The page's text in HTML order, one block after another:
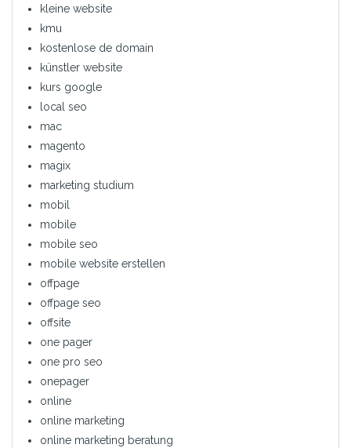
kleine website
kmu
kostenlose de domain
künstler website
kurs google
local seo
mac
magento
magix
marketing studium
mobil
mobile
mobile seo
mobile website erstellen
offpage
offpage seo
offsite
one pager
one pro seo
onepager
online
online marketing
online marketing beratung